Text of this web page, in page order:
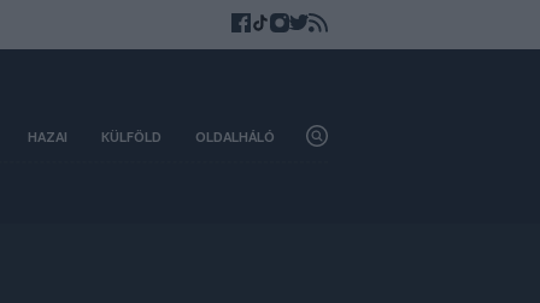
HAZAI KÜLFÖLD OLDALHÁLÓ